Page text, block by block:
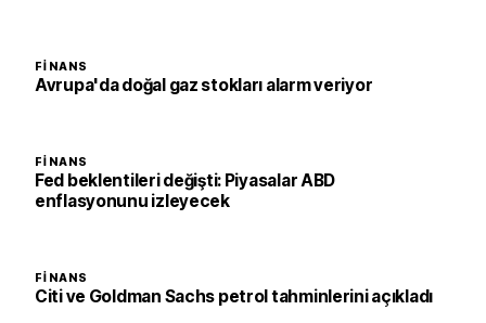
FINANS
Avrupa'da doğal gaz stokları alarm veriyor
FINANS
Fed beklentileri değişti: Piyasalar ABD
enflasyonunu izleyecek
FINANS
Citi ve Goldman Sachs petrol tahminlerini açıkladı